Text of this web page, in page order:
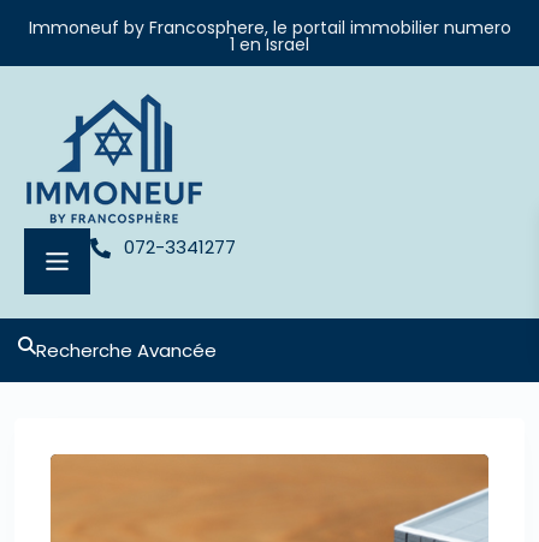
Immoneuf by Francosphere, le portail immobilier numero
1 en Israel
072-3341277
Recherche Avancée